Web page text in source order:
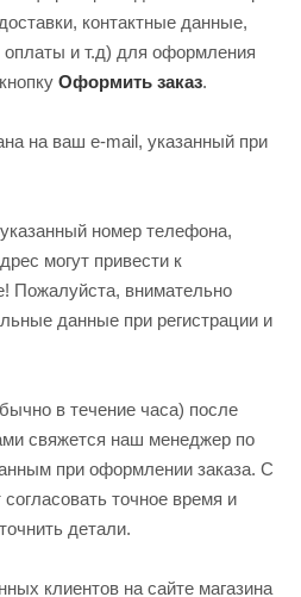
контактные данные,
оплаты и т.д) для оформления
Оформить заказ.
на ваш e-mail, указанный при
номер телефона,
могут привести к
Пожалуйста, внимательно
данные при регистрации и
в течение часа) после
свяжется наш менеджер по
при оформлении заказа. С
точное время и
детали.
клиентов на сайте магазина